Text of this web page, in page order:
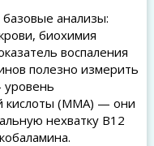
анализы:
биохимия
воспаления
полезно измерить
кислоты (MMA) — они
нехватку B12